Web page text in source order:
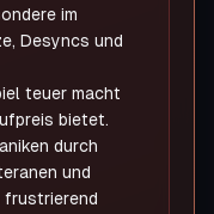
im
Desyncs und
teuer macht
bietet.
durch
und
frustrierend